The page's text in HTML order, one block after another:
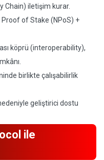
Chain) iletişim kurar.
of Stake (NPoS) +
köprü (interoperability),
birlikte çalışabilirlik
nedeniyle geliştirici dostu
ile